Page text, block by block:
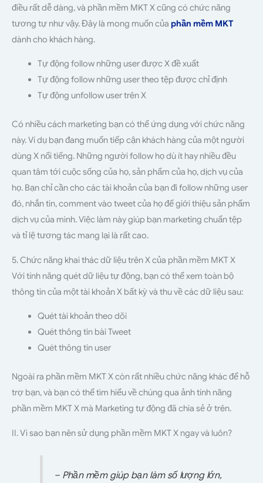
điều rất dễ dàng, và phần mềm MKT X cũng có chức năng
tương tự như vậy. Đây là mong muốn của phần mềm MKT
dành cho khách hàng.
Tự động follow những user được X đề xuất
Tự động follow những user theo tệp được chỉ định
Tự động unfollow user trên X
Có nhiều cách marketing bạn có thể ứng dụng với chức năng
này. Ví dụ bạn đang muốn tiếp cận khách hàng của một người
dùng X nổi tiếng. Những người follow họ dù ít hay nhiều đều
quan tâm tới cuộc sống của họ, sản phẩm của họ, dịch vụ của
họ. Bạn chỉ cần cho các tài khoản của bạn đi follow những user
đó, nhắn tin, comment vào tweet của họ để giới thiệu sản phẩm
dịch vụ của mình. Việc làm này giúp bạn marketing chuẩn tệp
và tỉ lệ tương tác mang lại là rất cao.
5. Chức năng khai thác dữ liệu trên X của phần mềm MKT X
Với tính năng quét dữ liệu tự động, bạn có thể xem toàn bộ
thông tin của một tài khoản X bất kỳ và thu về các dữ liệu sau:
Quét tài khoản theo dõi
Quét thông tin bài Tweet
Quét thông tin user
Ngoài ra phần mềm MKT X còn rất nhiều chức năng khác để hỗ
trợ bạn, và bạn có thể tìm hiểu về chúng qua ảnh tính năng
phần mềm MKT X mà Marketing tự động đã chia sẻ ở trên.
II. Vì sao bạn nên sử dụng phần mềm MKT X ngay và luôn?
– Phần mềm giúp bạn làm số lượng lớn,